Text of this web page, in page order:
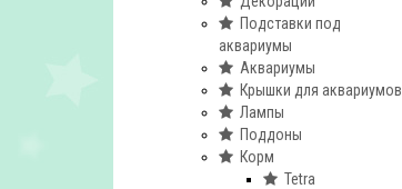
Подставки под
аквариумы
Аквариумы
Крышки для аквариумов
Лампы
Поддоны
Корм
Tetra